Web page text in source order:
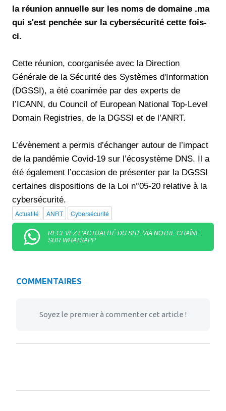
la réunion annuelle sur les noms de domaine .ma
qui s'est penchée sur la cybersécurité cette fois-
ci.
Cette réunion, coorganisée avec la Direction
Générale de la Sécurité des Systèmes d'Information
(DGSSI), a été coanimée par des experts de
I’ICANN, du Council of European National Top-Level
Domain Registries, de la DGSSI et de l’ANRT.
L’évènement a permis d’échanger autour de l’impact
de la pandémie Covid-19 sur l’écosystème DNS. Il a
été également l’occasion de présenter par la DGSSI
certaines dispositions de la Loi n°05-20 relative à la
cybersécurité.
Actualité ANRT Cybersécurité
RECEVEZ L'ACTUALITÉ DU SITE VIA NOTRE CHAÎNE
SUR WHATSAPP
COMMENTAIRES
Soyez le premier à commenter cet article !